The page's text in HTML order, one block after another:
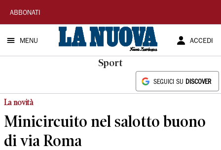
La
Nuova
Sardegna
ABBONATI
MENU ACCEDI
Sport
SEGUICI SU DISCOVER
La novità
Minicircuito nel salotto buono
di via Roma